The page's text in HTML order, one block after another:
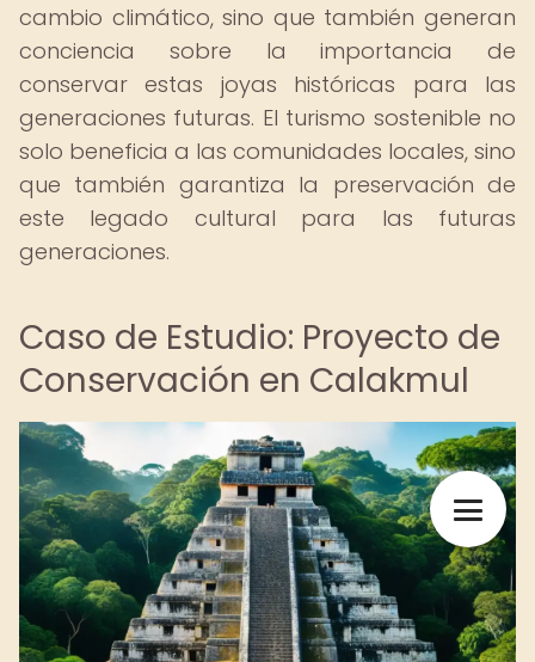
cambio climático, sino que también generan
conciencia sobre la importancia de
conservar estas joyas históricas para las
generaciones futuras. El turismo sostenible no
solo beneficia a las comunidades locales, sino
que también garantiza la preservación de
este legado cultural para las futuras
generaciones.
Caso de Estudio: Proyecto de
Conservación en Calakmul